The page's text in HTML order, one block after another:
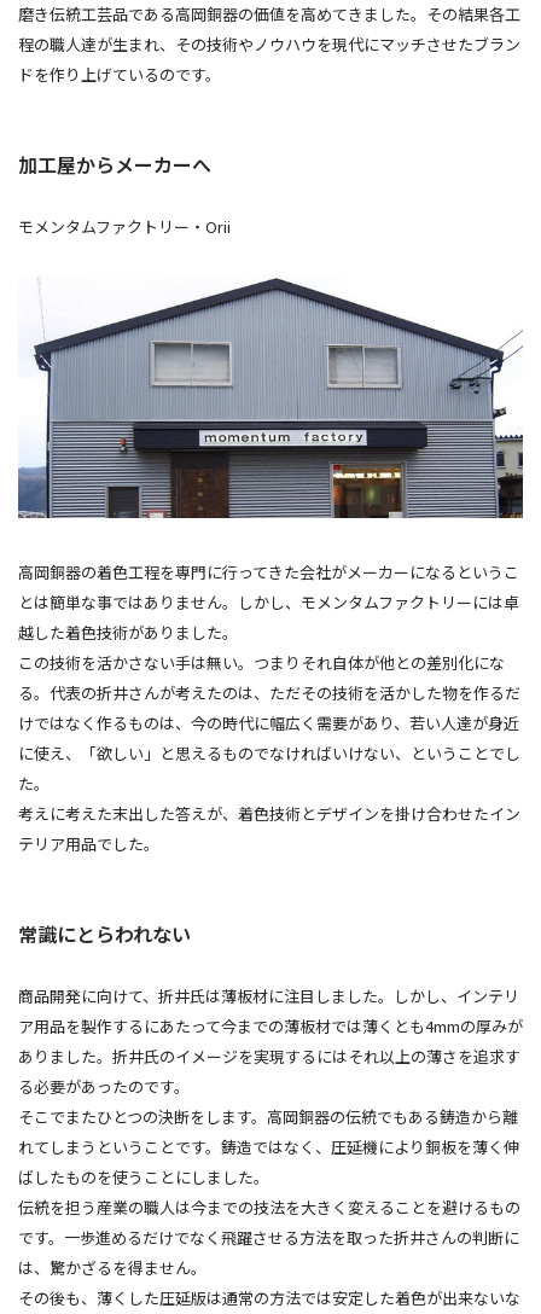
磨き伝統工芸品である高岡銅器の価値を高めてきました。その結果各工
程の職人達が生まれ、その技術やノウハウを現代にマッチさせたブラン
ドを作り上げているのです。
加工屋からメーカーへ
モメンタムファクトリー・Orii
高岡銅器の着色工程を専門に行ってきた会社がメーカーになるというこ
とは簡単な事ではありません。しかし、モメンタムファクトリーには卓
越した着色技術がありました。
この技術を活かさない手は無い。つまりそれ自体が他との差別化にな
る。代表の折井さんが考えたのは、ただその技術を活かした物を作るだ
けではなく作るものは、今の時代に幅広く需要があり、若い人達が身近
に使え、「欲しい」と思えるものでなければいけない、ということでし
た。
考えに考えた末出した答えが、着色技術とデザインを掛け合わせたイン
テリア用品でした。
常識にとらわれない
商品開発に向けて、折井氏は薄板材に注目しました。しかし、インテリ
ア用品を製作するにあたって今までの薄板材では薄くとも4mmの厚みが
ありました。折井氏のイメージを実現するにはそれ以上の薄さを追求す
る必要があったのです。
そこでまたひとつの決断をします。高岡銅器の伝統でもある鋳造から離
れてしまうということです。鋳造ではなく、圧延機により銅板を薄く伸
ばしたものを使うことにしました。
伝統を担う産業の職人は今までの技法を大きく変えることを避けるもの
です。一歩進めるだけでなく飛躍させる方法を取った折井さんの判断に
は、驚かざるを得ません。
その後も、薄くした圧延版は通常の方法では安定した着色が出来ないな